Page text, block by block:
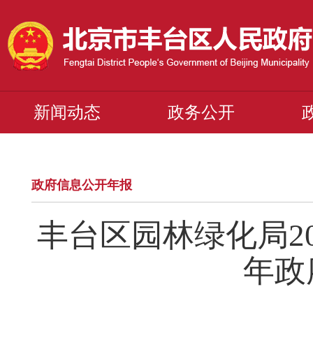
新闻动态 政务公开
政府信息公开年报
丰台区园林绿化局
年